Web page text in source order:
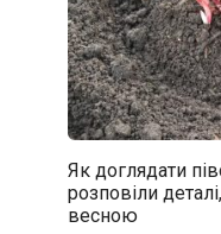
Як доглядати
розповіли
весною